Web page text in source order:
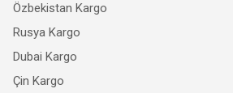
Özbekistan Kargo
Rusya Kargo
Dubai Kargo
Çin Kargo